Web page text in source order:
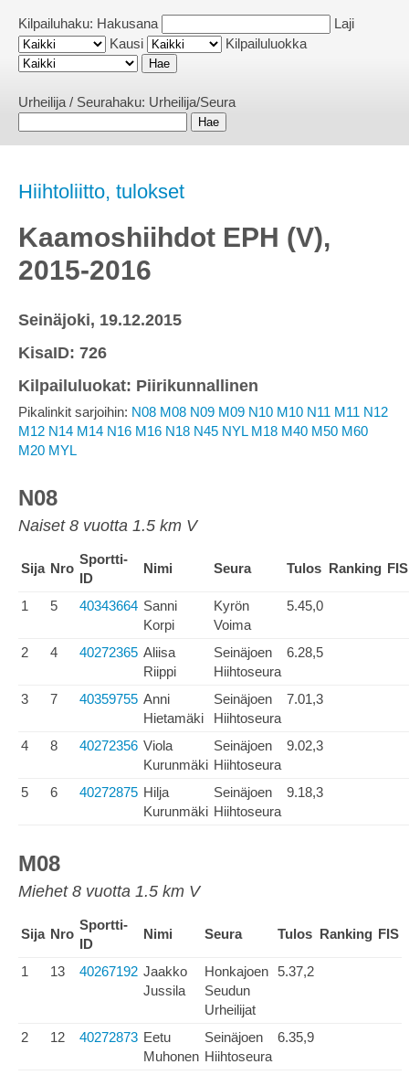
Kilpailuhaku: Hakusana
Laji
Kausi
Kilpailuluokka
Urheilija / Seurahaku: Urheilija/Seura
Hiihtoliitto, tulokset
Kaamoshiihdot EPH (V),
2015-2016
Seinäjoki, 19.12.2015
KisaID: 726
Kilpailuluokat: Piirikunnallinen
Pikalinkit sarjoihin: N08 M08 N09 M09 N10 M10 N11 M11 N12
M12 N14 M14 N16 M16 N18 N45 NYL M18 M40 M50 M60
M20 MYL
N08
Naiset 8 vuotta 1.5 km V
Sija Nro
Sportti-
ID
Nimi Seura Tulos Ranking FIS
1 5 40343664 Sanni
Korpi
Kyrön
Voima
5.45,0
2 4 40272365 Aliisa
Riippi
Seinäjoen
Hiihtoseura
6.28,5
3 7 40359755 Anni
Hietamäki
Seinäjoen
Hiihtoseura
7.01,3
4 8 40272356 Viola
Kurunmäki
Seinäjoen
Hiihtoseura
9.02,3
5 6 40272875 Hilja
Kurunmäki
Seinäjoen
Hiihtoseura
9.18,3
M08
Miehet 8 vuotta 1.5 km V
Sija Nro
Sportti-
ID
Nimi Seura Tulos Ranking FIS
1 13 40267192 Jaakko
Jussila
Honkajoen
Seudun
Urheilijat
5.37,2
2 12 40272873 Eetu
Muhonen
Seinäjoen
Hiihtoseura
6.35,9